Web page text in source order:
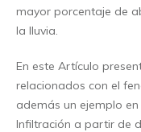
mayor porcentaje de
la lluvia.
En este Artículo
relacionados con el
además un ejemplo
Infiltración a partir de